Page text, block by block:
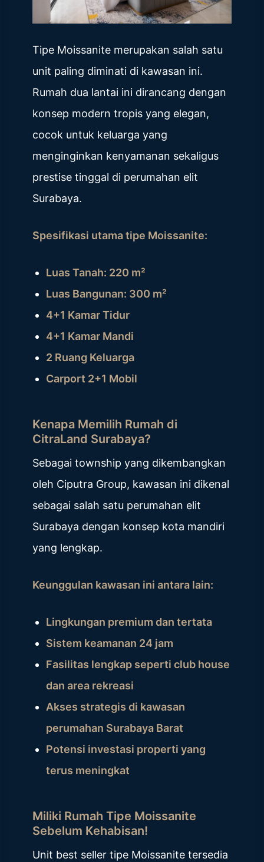
Tipe Moissanite merupakan salah satu
unit paling diminati di kawasan ini.
Rumah dua lantai ini dirancang dengan
konsep modern tropis yang elegan,
cocok untuk keluarga yang
menginginkan kenyamanan sekaligus
prestise tinggal di perumahan elit
Surabaya.
Spesifikasi utama tipe Moissanite:
Luas Tanah: 220 m²
Luas Bangunan: 300 m²
4+1 Kamar Tidur
4+1 Kamar Mandi
2 Ruang Keluarga
Carport 2+1 Mobil
Kenapa Memilih Rumah di
CitraLand Surabaya?
Sebagai township yang dikembangkan
oleh Ciputra Group, kawasan ini dikenal
sebagai salah satu perumahan elit
Surabaya dengan konsep kota mandiri
yang lengkap.
Keunggulan kawasan ini antara lain:
Lingkungan premium dan tertata
Sistem keamanan 24 jam
Fasilitas lengkap seperti club house
dan area rekreasi
Akses strategis di kawasan
perumahan Surabaya Barat
Potensi investasi properti yang
terus meningkat
Miliki Rumah Tipe Moissanite
Sebelum Kehabisan!
Unit best seller tipe Moissanite tersedia